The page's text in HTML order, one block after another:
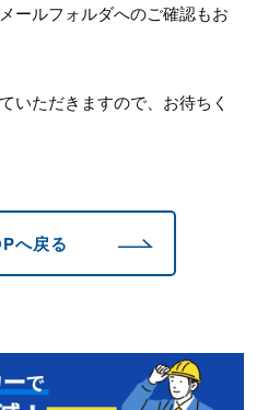
ールフォルダへのご確認もお
いただきますので、お待ちく
へ戻る